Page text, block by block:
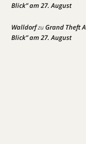
Blick” am 27. August
WalldorfzuGrand Theft
Blick” am 27. August